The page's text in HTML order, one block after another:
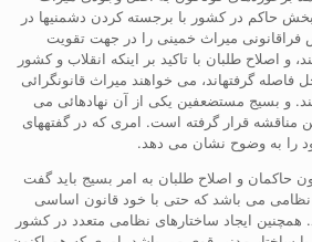
حاکم در کشور با برجسته کردن دشمنیها در
میراث خمینی را در جهت تقویت
و اصلاح طلبان با تاکید بر اینکه انقلاب و کشور
گرفتهاند، می خواهند میراث قانونگرائی
و بسیج مستضعفین یکی از آن نهادهائی می
مناقشه قرار گرفته است. امری که در گفتههای
را به وضوح نشان می دهد.
حاکمان و اصلاح طلبان به امر بسیج باید گفت
می باشد که حتی با خود قانون اساسی
همچنین ایجاد ساختارهای نظامی متعدد در کشور